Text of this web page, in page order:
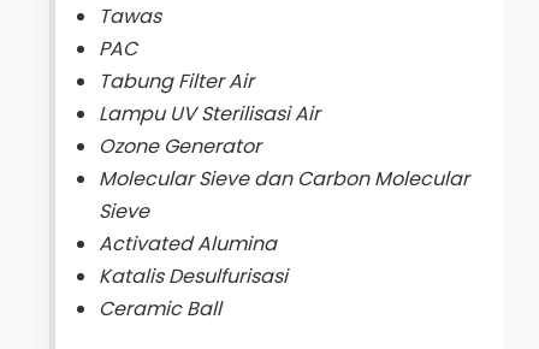
Tawas
PAC
Tabung Filter Air
Lampu UV Sterilisasi Air
Ozone Generator
Molecular Sieve dan Carbon Molecular
Sieve
Activated Alumina
Katalis Desulfurisasi
Ceramic Ball